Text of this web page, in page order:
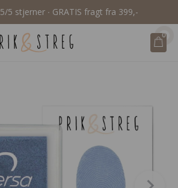
5/5 stjerner ∙ GRATIS fragt fra 399,-
0